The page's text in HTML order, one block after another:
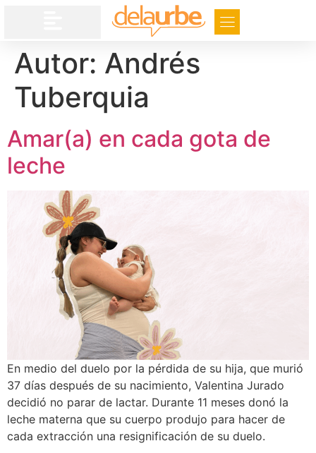
Autor: Andrés
Tuberquia
Amar(a) en cada gota de
leche
En medio del duelo por la pérdida de su hija, que murió
37 días después de su nacimiento, Valentina Jurado
decidió no parar de lactar. Durante 11 meses donó la
leche materna que su cuerpo produjo para hacer de
cada extracción una resignificación de su duelo.